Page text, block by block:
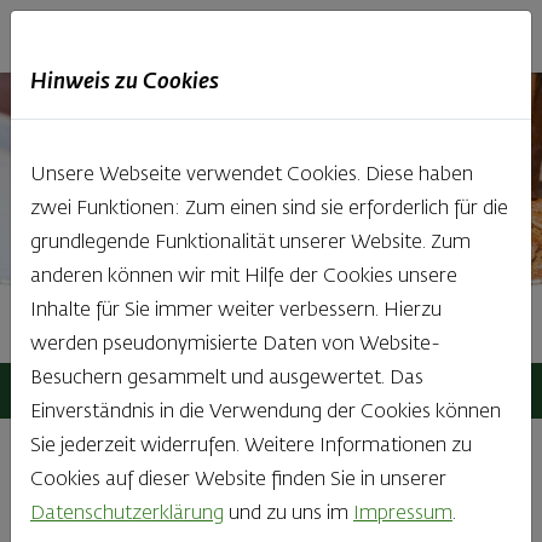
Offene Stellen bei Haubis
Haubis Offene Stellen
Starte mit uns in deine Zukunft bei
Haubis!
Hinweis zu Cookies
Unsere Webseite verwendet Cookies. Diese haben
zwei Funktionen: Zum einen sind sie erforderlich für die
grundlegende Funktionalität unserer Website. Zum
anderen können wir mit Hilfe der Cookies unsere
Inhalte für Sie immer weiter verbessern. Hierzu
werden pseudonymisierte Daten von Website-
Besuchern gesammelt und ausgewertet. Das
Einverständnis in die Verwendung der Cookies können
Sie jederzeit widerrufen. Weitere Informationen zu
Cookies auf dieser Website finden Sie in unserer
Datenschutzerklärung und zu uns im Impressum.